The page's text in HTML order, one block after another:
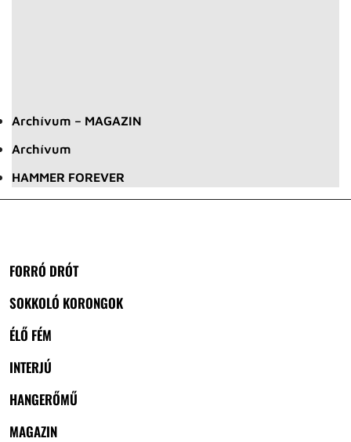
Archívum – MAGAZIN
Archívum
HAMMER FOREVER
FORRÓ DRÓT
SOKKOLÓ KORONGOK
ÉLŐ FÉM
INTERJÚ
HANGERŐMŰ
MAGAZIN